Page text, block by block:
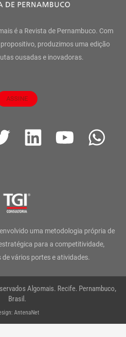
é a Revista de Pernambuco. Com
produzimos uma edição
ousadas e inovadoras.
ASSINE
T
t
e
r
L
d
i
n
Y
b
e
W
a
p
uma metodologia própria de
para a competitividade,
vários portes e atividades.
Algomais. Recife. Pernambuco,
Brasil.
AntenaNet